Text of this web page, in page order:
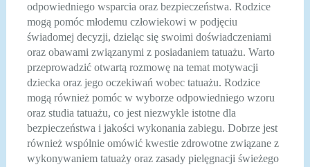
odpowiedniego wsparcia oraz bezpieczeństwa. Rodzice
mogą pomóc młodemu człowiekowi w podjęciu
świadomej decyzji, dzieląc się swoimi doświadczeniami
oraz obawami związanymi z posiadaniem tatuażu. Warto
przeprowadzić otwartą rozmowę na temat motywacji
dziecka oraz jego oczekiwań wobec tatuażu. Rodzice
mogą również pomóc w wyborze odpowiedniego wzoru
oraz studia tatuażu, co jest niezwykle istotne dla
bezpieczeństwa i jakości wykonania zabiegu. Dobrze jest
również wspólnie omówić kwestie zdrowotne związane z
wykonywaniem tatuaży oraz zasady pielęgnacji świeżego